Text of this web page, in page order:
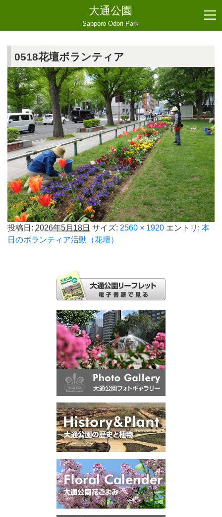
大通公園
Sapporo Odori Park
0518花壇ボランティア
投稿日: 2026年5月18日 サイズ: 2560 × 1920 エントリ: 本
日のボランティア活動（花壇）